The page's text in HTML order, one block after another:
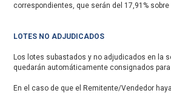
correspondientes, que serán del 17,91%
LOTES NO ADJUDICADOS
Los lotes subastados y no adjudicados en la
quedarán automáticamente consignados
En el caso de que el Remitente/Vendedor